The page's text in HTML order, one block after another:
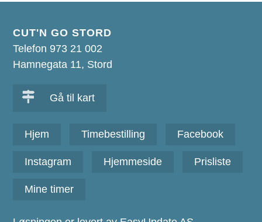
CUT'N GO STORD
Telefon 973 21 002
Hamnegata 11, Stord
Gå til kart
Hjem Timebestilling Facebook
Instagram Hjemmeside Prisliste
Mine timer